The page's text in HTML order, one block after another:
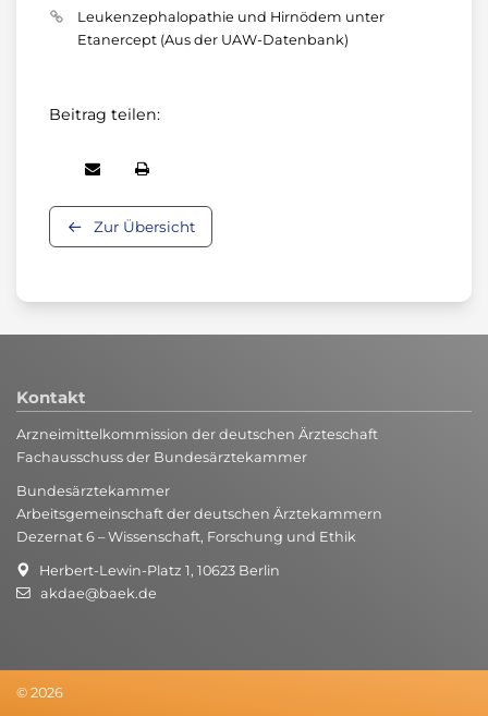
Leukenzephalopathie und Hirnödem unter
Etanercept (Aus der UAW-Datenbank)
Beitrag teilen:
Zur Übersicht
Kontakt
Arzneimittelkommission der deutschen Ärzteschaft
Fachausschuss der Bundesärztekammer
Bundesärztekammer
Arbeitsgemeinschaft der deutschen Ärztekammern
Dezernat 6 – Wissenschaft, Forschung und Ethik
Herbert-Lewin-Platz 1, 10623 Berlin
akdae@baek.de
© 2026